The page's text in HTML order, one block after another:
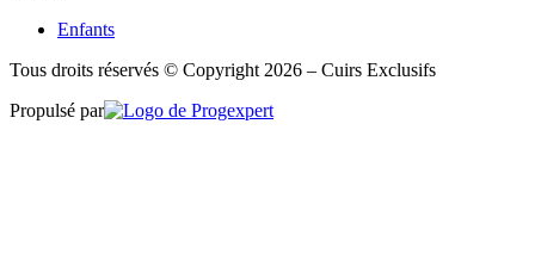
Enfants
Tous droits réservés © Copyright 2026 – Cuirs Exclusifs
Propulsé par